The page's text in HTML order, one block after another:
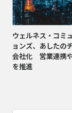
ウェルネス・コミ
ョンズ、あしたの
会社化 営業連携
を推進